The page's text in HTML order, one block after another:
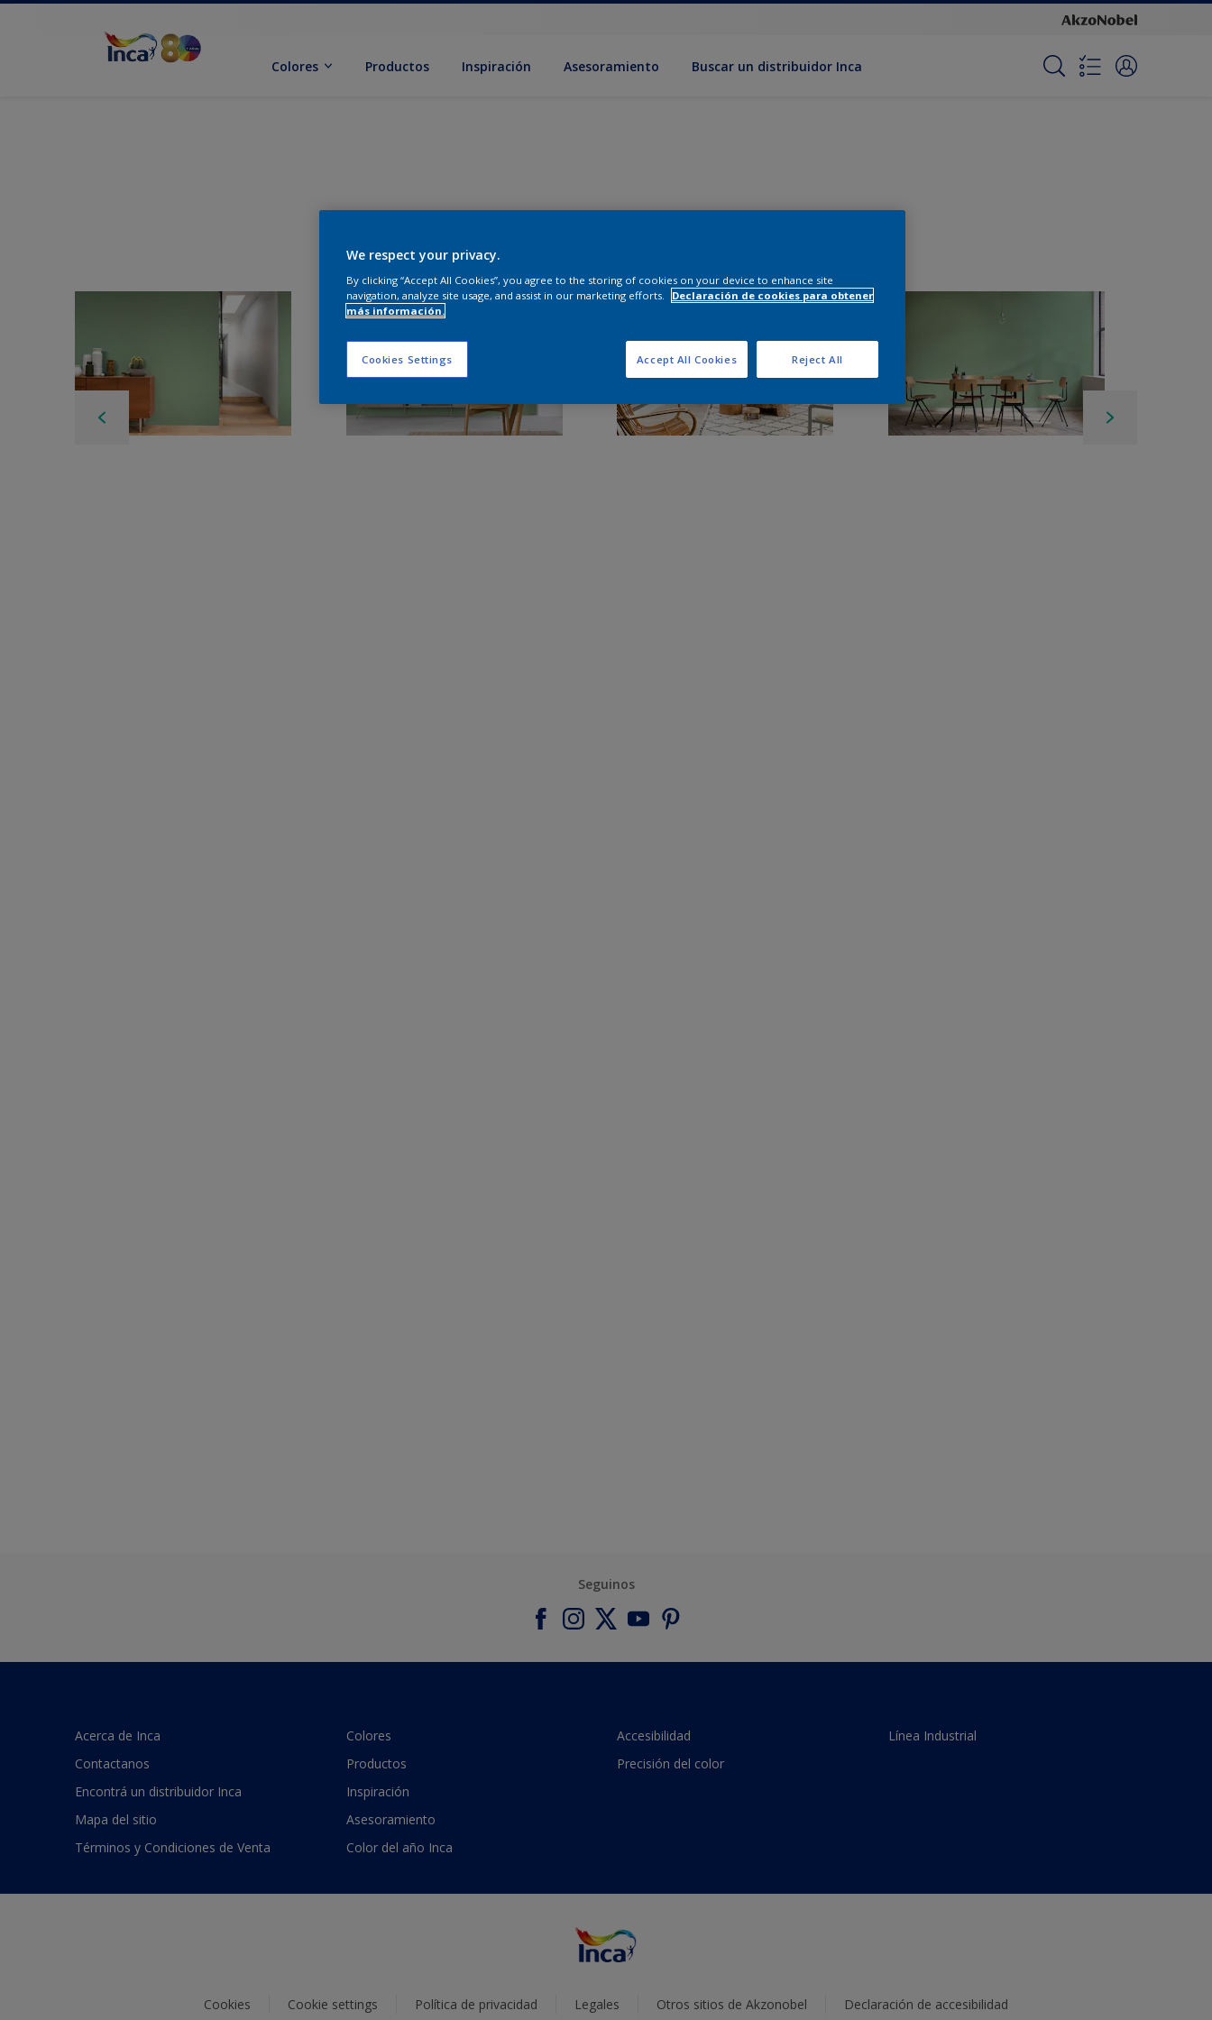
Colores Productos Inspiración Asesoramiento Buscar un distribuidor Inca
Seguinos
Acerca de Inca
Contactanos
Encontrá un distribuidor Inca
Mapa del sitio
Términos y Condiciones de Venta
Colores
Productos
Inspiración
Asesoramiento
Color del año Inca
Accesibilidad
Precisión del color
Línea Industrial
Cookies Cookie settings Política de privacidad Legales Otros sitios de Akzonobel Declaración de accesibilidad
We respect your privacy.
By clicking “Accept All Cookies”, you agree to the storing of cookies on your device to enhance site
navigation, analyze site usage, and assist in our marketing efforts.
Declaración de cookies para obtener
más información.
Cookies Settings Reject All
Accept All Cookies